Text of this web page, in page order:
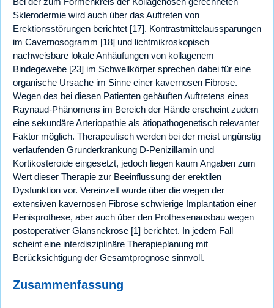
Sklerodermie wird auch über das Auftreten von
Erektionsstörungen berichtet [17]. Kontrastmittelaussparungen
im Cavernosogramm [18] und lichtmikroskopisch
nachweisbare lokale Anhäufungen von kollagenem
Bindegewebe [23] im Schwellkörper sprechen dabei für eine
organische Ursache im Sinne einer kavernosen Fibrose.
Wegen des bei diesen Patienten gehäuften Auftretens eines
Raynaud-Phänomens im Bereich der Hände erscheint zudem
eine sekundäre Arteriopathie als ätiopathogenetisch relevanter
Faktor möglich. Therapeutisch werden bei der meist ungünstig
verlaufenden Grunderkrankung D-Penizillamin und
Kortikosteroide eingesetzt, jedoch liegen kaum Angaben zum
Wert dieser Therapie zur Beeinflussung der erektilen
Dysfunktion vor. Vereinzelt wurde über die wegen der
extensiven kavernosen Fibrose schwierige Implantation einer
Penisprothese, aber auch über den Prothesenausbau wegen
postoperativer Glansnekrose [1] berichtet. In jedem Fall
scheint eine interdisziplinäre Therapieplanung mit
Berücksichtigung der Gesamtprognose sinnvoll.
Zusammenfassung